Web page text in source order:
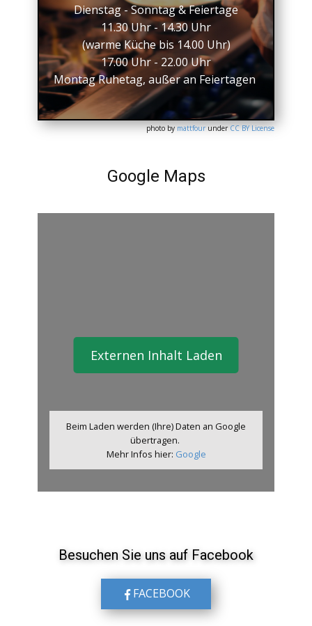
Dienstag - Sonntag & Feiertage
11.30 Uhr - 14.30 Uhr
(warme Küche bis 14.00 Uhr)
17.00 Uhr - 22.00 Uhr
Montag Ruhetag, außer an Feiertagen
photo bymattfourunderCC BY License
Google Maps
Externen Inhalt Laden
Beim Laden werden (Ihre) Daten an Google
übertragen.
Mehr Infos hier: Google
Besuchen Sie uns auf​ Facebook
FACEBOOK